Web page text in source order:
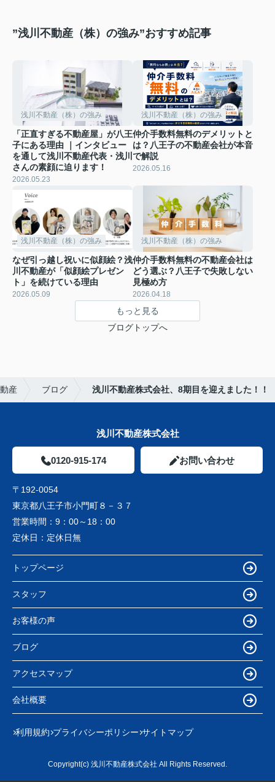
”浅川不動産（株）の強み”おすすめ記事
浅川不動産（株）の強み
「正直すぎる不動産屋」が八王
子にある理由 ｜インタビュー
を通して浅川不動産代表・浅川
さんの素顔に迫ります！
2026.05.23
浅川不動産（株）の強み
仲介手数料無料のデメリットと
は？八王子の不動産会社が本音
で解説
2026.05.16
浅川不動産（株）の強み
なぜ引っ越し祝いに似顔絵？浅
川不動産が「似顔絵プレゼン
ト」を続けている理由
2026.05.09
浅川不動産（株）の強み
仲介手数料無料の不動産会社は
どう選ぶ？八王子で失敗しない
見極め方
2026.04.18
もっと見る
ブログトップへ
産 ブログ 浅川不動産株式会社、8期目を迎えました！！
浅川不動産株式会社
0120-915-174 お問い合わせ
〒192-0054
東京都八王子市小門町８－３７
営業時間： 9：00～18：00
定休日： 定休日無
トップページ
スタッフ
お客様の声
ブログ
アクセスマップ
会社概要
利用規約 プライバシーポリシー サイトマップ
Copyright(c) 浅川不動産株式会社 All Rights Reserved.